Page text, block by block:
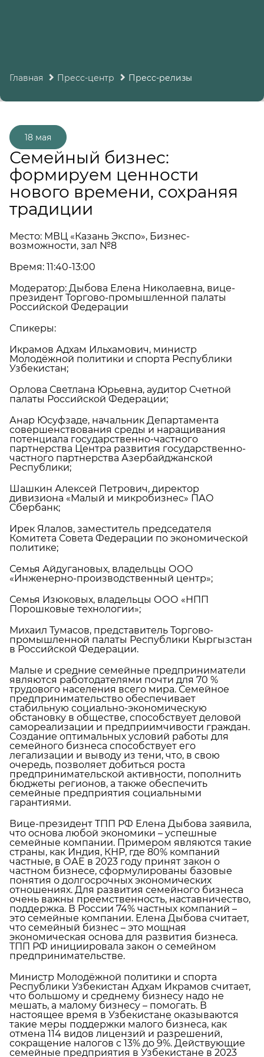
Главная Пресс-центр Пресс-релизы
Семейный бизнес:
формируем ценности
нового времени, сохраняя
традиции
18 мая
Место: МВЦ «Казань Экспо», Бизнес-
возможности, зал №8
Время: 11:40-13:00
Модератор: Дыбова Елена Николаевна, вице-
президент Торгово-промышленной палаты
Российской Федерации
Спикеры:
Икрамов Адхам Ильхамович, министр
Молодёжной политики и спорта Республики
Узбекистан;
Орлова Светлана Юрьевна, аудитор Счетной
палаты Российской Федерации;
Анар Юсуфзаде, начальник Департамента
совершенствования среды и наращивания
потенциала государственно-частного
партнерства Центра развития государственно-
частного партнерства Азербайджанской
Республики;
Шашкин Алексей Петрович, директор
дивизиона «Малый и микробизнес» ПАО
Сбербанк;
Ирек Ялалов, заместитель председателя
Комитета Совета Федерации по экономической
политике;
Семья Айдугановых, владельцы ООО
«Инженерно-производственный центр»;
Семья Изюковых, владельцы ООО «НПП
Порошковые технологии»;
Михаил Тумасов, представитель Торгово-
промышленной палаты Республики Кыргызстан
в Российской Федерации.
Малые и средние семейные предприниматели
являются работодателями почти для 70 %
трудового населения всего мира. Семейное
предпринимательство обеспечивает
стабильную социально-экономическую
обстановку в обществе, способствует деловой
самореализации и предприимчивости граждан.
Создание оптимальных условий работы для
семейного бизнеса способствует его
легализации и выводу из тени, что, в свою
очередь, позволяет добиться роста
предпринимательской активности, пополнить
бюджеты регионов, а также обеспечить
семейные предприятия социальными
гарантиями.
Вице-президент ТПП РФ Елена Дыбова заявила,
что основа любой экономики – успешные
семейные компании. Примером являются такие
страны, как Индия, КНР, где 80% компаний
частные, в ОАЕ в 2023 году принят закон о
частном бизнесе, сформулированы базовые
понятия о долгосрочных экономических
отношениях. Для развития семейного бизнеса
очень важны преемственность, наставничество,
поддержка. В России 74% частных компаний –
это семейные компании. Елена Дыбова считает,
что семейный бизнес – это мощная
экономическая основа для развития бизнеса.
ТПП РФ инициировала закон о семейном
предпринимательстве.
Министр Молодёжной политики и спорта
Республики Узбекистан Адхам Икрамов считает,
что большому и среднему бизнесу надо не
мешать, а малому бизнесу – помогать. В
настоящее время в Узбекистане оказываются
такие меры поддержки малого бизнеса, как
отмена 114 видов лицензий и разрешений,
сокращение налогов с 13% до 9%. Действующие
семейные предприятия в Узбекистане в 2023